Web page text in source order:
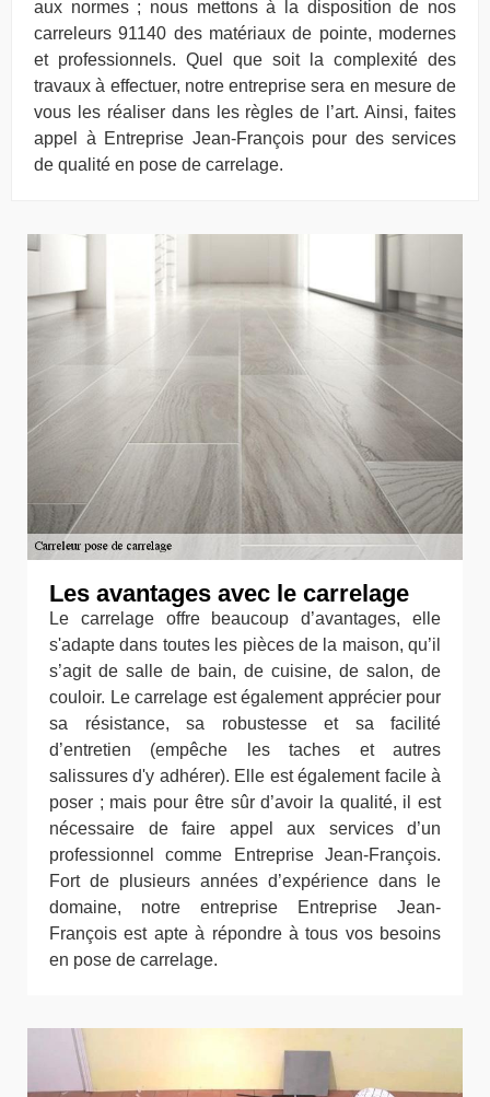
aux normes ; nous mettons à la disposition de nos
carreleurs 91140 des matériaux de pointe, modernes
et professionnels. Quel que soit la complexité des
travaux à effectuer, notre entreprise sera en mesure de
vous les réaliser dans les règles de l’art. Ainsi, faites
appel à Entreprise Jean-François pour des services
de qualité en pose de carrelage.
Les avantages avec le carrelage
Le carrelage offre beaucoup d’avantages, elle
s'adapte dans toutes les pièces de la maison, qu’il
s’agit de salle de bain, de cuisine, de salon, de
couloir. Le carrelage est également apprécier pour
sa résistance, sa robustesse et sa facilité
d’entretien (empêche les taches et autres
salissures d'y adhérer). Elle est également facile à
poser ; mais pour être sûr d’avoir la qualité, il est
nécessaire de faire appel aux services d’un
professionnel comme Entreprise Jean-François.
Fort de plusieurs années d’expérience dans le
domaine, notre entreprise Entreprise Jean-
François est apte à répondre à tous vos besoins
en pose de carrelage.